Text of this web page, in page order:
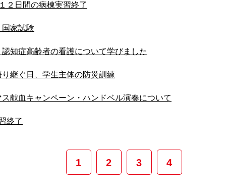
２日間の病棟実習終了
国家試験
知症高齢者の看護について学びました
り継ぐ日、学生主体の防災訓練
ス献血キャンペーン・ハンドベル演奏について
終了
1 2 3 4